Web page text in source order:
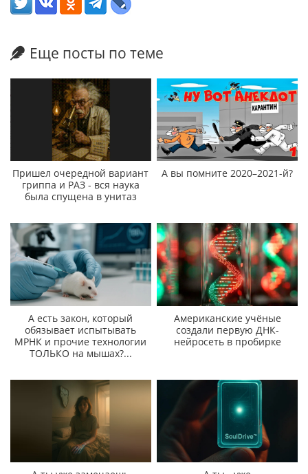
Еще посты по теме
Пришел очередной вариант
гриппа и РАЗ - вся наука
была спущена в унитаз
А вы помните 2020–2021-й?
А есть закон, который
обязывает испытывать
МРНК и прочие технологии
ТОЛЬКО на мышах?...
Американские учёные
создали первую ДНК-
нейросеть в пробирке